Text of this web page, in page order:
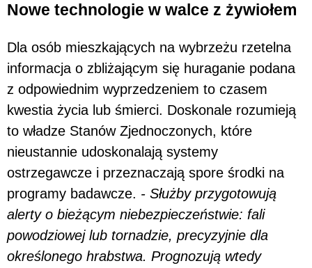
Nowe technologie w walce z żywiołem
Dla osób mieszkających na wybrzeżu rzetelna
informacja o zbliżającym się huraganie podana
z odpowiednim wyprzedzeniem to czasem
kwestia życia lub śmierci. Doskonale rozumieją
to władze Stanów Zjednoczonych, które
nieustannie udoskonalają systemy
ostrzegawcze i przeznaczają spore środki na
programy badawcze. - Służby przygotowują
alerty o bieżącym niebezpieczeństwie: fali
powodziowej lub tornadzie, precyzyjnie dla
określonego hrabstwa. Prognozują wtedy